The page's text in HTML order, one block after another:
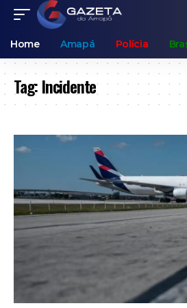
Home Amapá Polícia
Tag:Incidente